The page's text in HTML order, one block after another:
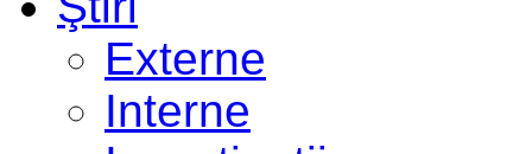
Externe
Interne